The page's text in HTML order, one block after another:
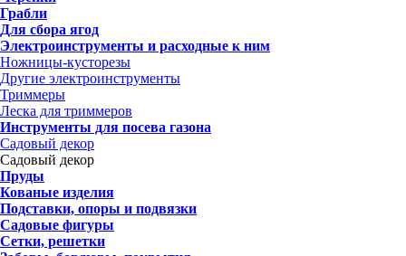
Грабли
Для сбора ягод
Электроинструменты и расходные к ним
Ножницы-кусторезы
Другие электроинструменты
Триммеры
Леска для триммеров
Инструменты для посева газона
Садовый декор
Садовый декор
Пруды
Кованые изделия
Подставки, опоры и подвязки
Садовые фигуры
Сетки, решетки